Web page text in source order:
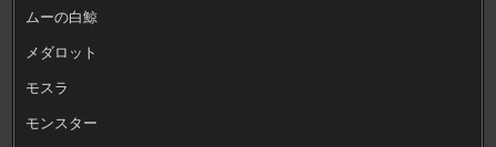
ムーの白鯨
メダロット
モスラ
モンスター